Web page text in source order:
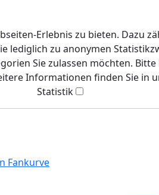
Erlebnis zu bieten. Dazu
lediglich zu anonymen
Sie zulassen möchten.
Informationen finden Sie in
Statistik
Fankurve